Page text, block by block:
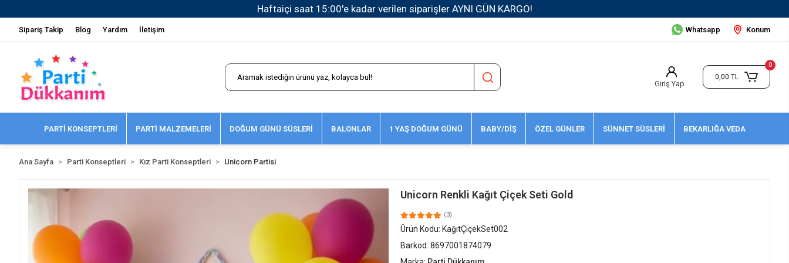
1500 TL ve Üzeri Kargo Ücretsiz!
Sipariş Takip Blog Yardım İletişim Whatsapp Konum
Giriş Yap
0
0,00 TL
PARTİ KONSEPTLERİ PARTİ MALZEMELERİ DOĞUM GÜNÜ SÜSLERİ BALONLAR 1 YAŞ DOĞUM GÜNÜ BABY/DİŞ ÖZEL GÜNLER SÜNNET SÜSLERİ BEKARLIĞA VEDA
Ana Sayfa Parti Konseptleri Kız Parti Konseptleri Unicorn Partisi
Unicorn Renkli Kağıt Çiçek Seti Gold
(3)
Ürün Kodu: KağıtÇiçekSet002
Barkod: 8697001874079